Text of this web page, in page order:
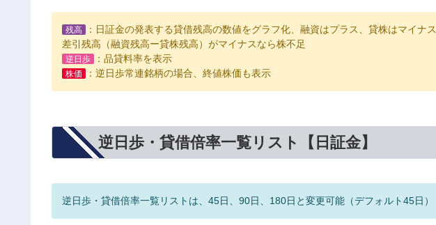
残高
：日証金の発表する貸借残高の数値をグラフ化、融資はプラス、貸株はマイナス
差引残高（融資残高ー貸株残高）がマイナスなら株不足
逆日歩 ：品貸料率を表示
株価 ：逆日歩常連銘柄の場合、終値株価も表示
逆日歩・貸借倍率一覧リスト【日証金】
逆日歩・貸借倍率一覧リストは、45日、90日、180日と変更可能（デフォルト45日）